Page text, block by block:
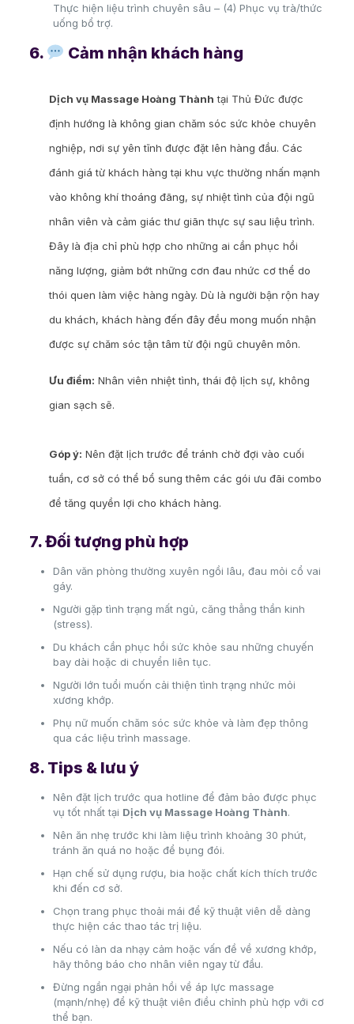
Thực hiện liệu trình chuyên sâu – (4) Phục vụ trà/thức
uống bổ trợ.
6. Cảm nhận khách hàng
Dịch vụ Massage Hoàng Thành tại Thủ Đức được
định hướng là không gian chăm sóc sức khỏe chuyên
nghiệp, nơi sự yên tĩnh được đặt lên hàng đầu. Các
đánh giá từ khách hàng tại khu vực thường nhấn mạnh
vào không khí thoáng đãng, sự nhiệt tình của đội ngũ
nhân viên và cảm giác thư giãn thực sự sau liệu trình.
Đây là địa chỉ phù hợp cho những ai cần phục hồi
năng lượng, giảm bớt những cơn đau nhức cơ thể do
thói quen làm việc hàng ngày. Dù là người bận rộn hay
du khách, khách hàng đến đây đều mong muốn nhận
được sự chăm sóc tận tâm từ đội ngũ chuyên môn.
Ưu điểm: Nhân viên nhiệt tình, thái độ lịch sự, không
gian sạch sẽ.
Góp ý: Nên đặt lịch trước để tránh chờ đợi vào cuối
tuần, cơ sở có thể bổ sung thêm các gói ưu đãi combo
để tăng quyền lợi cho khách hàng.
7. Đối tượng phù hợp
Dân văn phòng thường xuyên ngồi lâu, đau mỏi cổ vai
gáy.
Người gặp tình trạng mất ngủ, căng thẳng thần kinh
(stress).
Du khách cần phục hồi sức khỏe sau những chuyến
bay dài hoặc di chuyển liên tục.
Người lớn tuổi muốn cải thiện tình trạng nhức mỏi
xương khớp.
Phụ nữ muốn chăm sóc sức khỏe và làm đẹp thông
qua các liệu trình massage.
8. Tips & lưu ý
Nên đặt lịch trước qua hotline để đảm bảo được phục
vụ tốt nhất tại Dịch vụ Massage Hoàng Thành.
Nên ăn nhẹ trước khi làm liệu trình khoảng 30 phút,
tránh ăn quá no hoặc để bụng đói.
Hạn chế sử dụng rượu, bia hoặc chất kích thích trước
khi đến cơ sở.
Chọn trang phục thoải mái để kỹ thuật viên dễ dàng
thực hiện các thao tác trị liệu.
Nếu có làn da nhạy cảm hoặc vấn đề về xương khớp,
hãy thông báo cho nhân viên ngay từ đầu.
Đừng ngần ngại phản hồi về áp lực massage
(mạnh/nhẹ) để kỹ thuật viên điều chỉnh phù hợp với cơ
thể bạn.